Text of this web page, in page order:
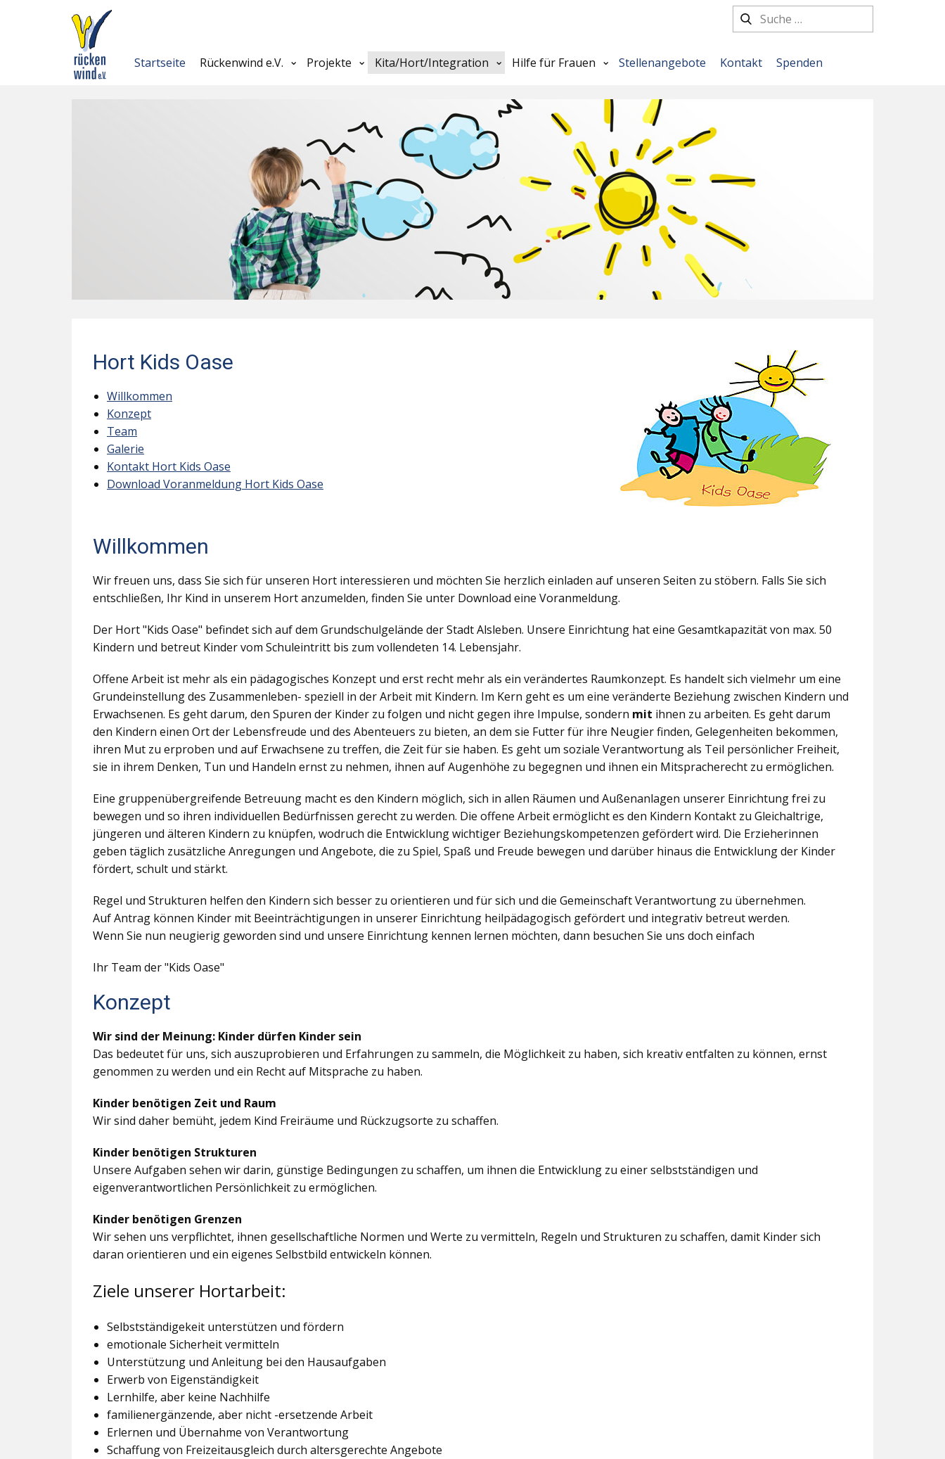
Startseite Rückenwind e.V. Projekte Kita/Hort/Integration Hilfe für Frauen Stellenangebote Kontakt Spenden
Hort Kids Oase
Willkommen
Konzept
Team
Galerie
Kontakt Hort Kids Oase
Download Voranmeldung Hort Kids Oase
Willkommen
Wir freuen uns, dass Sie sich für unseren Hort interessieren und möchten Sie herzlich einladen auf unseren Seiten zu stöbern. Falls Sie sich
entschließen, Ihr Kind in unserem Hort anzumelden, finden Sie unter Download eine Voranmeldung.
Der Hort "Kids Oase" befindet sich auf dem Grundschulgelände der Stadt Alsleben. Unsere Einrichtung hat eine Gesamtkapazität von max. 50
Kindern und betreut Kinder vom Schuleintritt bis zum vollendeten 14. Lebensjahr.
Offene Arbeit ist mehr als ein pädagogisches Konzept und erst recht mehr als ein verändertes Raumkonzept. Es handelt sich vielmehr um eine
Grundeinstellung des Zusammenleben- speziell in der Arbeit mit Kindern. Im Kern geht es um eine veränderte Beziehung zwischen Kindern und
Erwachsenen. Es geht darum, den Spuren der Kinder zu folgen und nicht gegen ihre Impulse, sondern mit ihnen zu arbeiten. Es geht darum
den Kindern einen Ort der Lebensfreude und des Abenteuers zu bieten, an dem sie Futter für ihre Neugier finden, Gelegenheiten bekommen,
ihren Mut zu erproben und auf Erwachsene zu treffen, die Zeit für sie haben. Es geht um soziale Verantwortung als Teil persönlicher Freiheit,
sie in ihrem Denken, Tun und Handeln ernst zu nehmen, ihnen auf Augenhöhe zu begegnen und ihnen ein Mitspracherecht zu ermöglichen.
Eine gruppenübergreifende Betreuung macht es den Kindern möglich, sich in allen Räumen und Außenanlagen unserer Einrichtung frei zu
bewegen und so ihren individuellen Bedürfnissen gerecht zu werden. Die offene Arbeit ermöglicht es den Kindern Kontakt zu Gleichaltrige,
jüngeren und älteren Kindern zu knüpfen, wodruch die Entwicklung wichtiger Beziehungskompetenzen gefördert wird. Die Erzieherinnen
geben täglich zusätzliche Anregungen und Angebote, die zu Spiel, Spaß und Freude bewegen und darüber hinaus die Entwicklung der Kinder
fördert, schult und stärkt.
Regel und Strukturen helfen den Kindern sich besser zu orientieren und für sich und die Gemeinschaft Verantwortung zu übernehmen.
Auf Antrag können Kinder mit Beeinträchtigungen in unserer Einrichtung heilpädagogisch gefördert und integrativ betreut werden.
Wenn Sie nun neugierig geworden sind und unsere Einrichtung kennen lernen möchten, dann besuchen Sie uns doch einfach
Ihr Team der "Kids Oase"
Konzept
Wir sind der Meinung: Kinder dürfen Kinder sein
Das bedeutet für uns, sich auszuprobieren und Erfahrungen zu sammeln, die Möglichkeit zu haben, sich kreativ entfalten zu können, ernst
genommen zu werden und ein Recht auf Mitsprache zu haben.
Kinder benötigen Zeit und Raum
Wir sind daher bemüht, jedem Kind Freiräume und Rückzugsorte zu schaffen.
Kinder benötigen Strukturen
Unsere Aufgaben sehen wir darin, günstige Bedingungen zu schaffen, um ihnen die Entwicklung zu einer selbstständigen und
eigenverantwortlichen Persönlichkeit zu ermöglichen.
Kinder benötigen Grenzen
Wir sehen uns verpflichtet, ihnen gesellschaftliche Normen und Werte zu vermitteln, Regeln und Strukturen zu schaffen, damit Kinder sich
daran orientieren und ein eigenes Selbstbild entwickeln können.
Ziele unserer Hortarbeit:
Selbstständigekeit unterstützen und fördern
emotionale Sicherheit vermitteln
Unterstützung und Anleitung bei den Hausaufgaben
Erwerb von Eigenständigkeit
Lernhilfe, aber keine Nachhilfe
familienergänzende, aber nicht -ersetzende Arbeit
Erlernen und Übernahme von Verantwortung
Schaffung von Freizeitausgleich durch altersgerechte Angebote